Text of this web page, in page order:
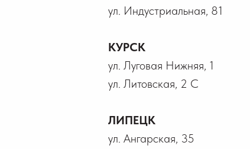
ул. Индустриальная, 81
КУРСК
ул. Луговая Нижняя, 1
ул. Литовская, 2 С
ЛИПЕЦК
ул. Ангарская, 35